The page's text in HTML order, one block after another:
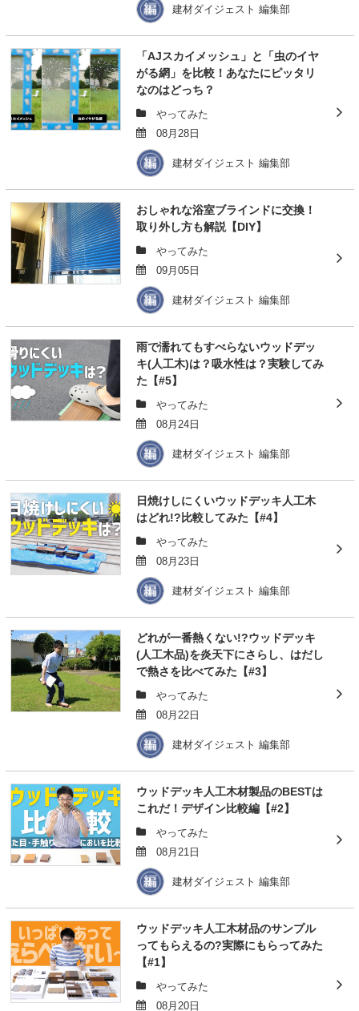
建材ダイジェスト 編集部
「AJスカイメッシュ」と「虫のイヤ
がる網」を比較！あなたにピッタリ
なのはどっち？
やってみた
08月28日
建材ダイジェスト 編集部
おしゃれな浴室ブラインドに交換！
取り外し方も解説【DIY】
やってみた
09月05日
建材ダイジェスト 編集部
雨で濡れてもすべらないウッドデッ
キ(人工木)は？吸水性は？実験してみ
た【#5】
やってみた
08月24日
建材ダイジェスト 編集部
日焼けしにくいウッドデッキ人工木
はどれ!?比較してみた【#4】
やってみた
08月23日
建材ダイジェスト 編集部
どれが一番熱くない!?ウッドデッキ
(人工木品)を炎天下にさらし、はだし
で熱さを比べてみた【#3】
やってみた
08月22日
建材ダイジェスト 編集部
ウッドデッキ人工木材製品のBESTは
これだ！デザイン比較編【#2】
やってみた
08月21日
建材ダイジェスト 編集部
ウッドデッキ人工木材品のサンプル
ってもらえるの?実際にもらってみた
【#1】
やってみた
08月20日